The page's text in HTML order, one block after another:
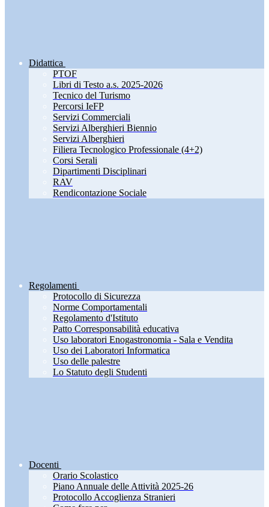
Didattica
PTOF
Libri di Testo a.s. 2025-2026
Tecnico del Turismo
Percorsi IeFP
Servizi Commerciali
Servizi Alberghieri Biennio
Servizi Alberghieri
Filiera Tecnologico Professionale (4+2)
Corsi Serali
Dipartimenti Disciplinari
RAV
Rendicontazione Sociale
Regolamenti
Protocollo di Sicurezza
Norme Comportamentali
Regolamento d'Istituto
Patto Corresponsabilità educativa
Uso laboratori Enogastronomia - Sala e Vendita
Uso dei Laboratori Informatica
Uso delle palestre
Lo Statuto degli Studenti
Docenti
Orario Scolastico
Piano Annuale delle Attività 2025-26
Protocollo Accoglienza Stranieri